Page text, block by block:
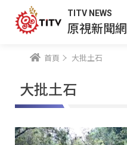
TITV NEWS
原視新聞網
首頁 大批土石
大批土石